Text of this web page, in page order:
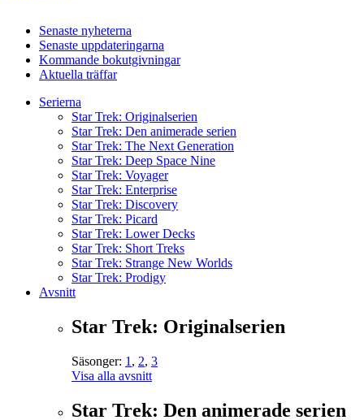
Senaste nyheterna
Senaste uppdateringarna
Kommande bokutgivningar
Aktuella träffar
Serierna
Star Trek: Originalserien
Star Trek: Den animerade serien
Star Trek: The Next Generation
Star Trek: Deep Space Nine
Star Trek: Voyager
Star Trek: Enterprise
Star Trek: Discovery
Star Trek: Picard
Star Trek: Lower Decks
Star Trek: Short Treks
Star Trek: Strange New Worlds
Star Trek: Prodigy
Avsnitt
Star Trek: Originalserien
Säsonger: 1 , 2, 3
Visa alla avsnitt
Star Trek: Den animerade serien